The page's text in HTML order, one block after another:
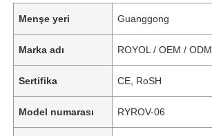
Menşe yeri Guanggong
Marka adı ROYOL / OEM / ODM
Sertifika CE, RoSH
Model numarası RYROV-06